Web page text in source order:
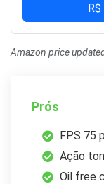
Amazon price
Prós
FPS 75
Ação
Oil free